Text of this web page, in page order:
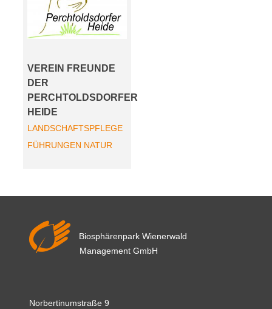
VEREIN FREUNDE
DER
PERCHTOLDSDORFER
HEIDE
LANDSCHAFTSPFLEGE
FÜHRUNGEN NATUR
Biosphärenpark Wienerwald
Management GmbH
Norbertinumstraße 9